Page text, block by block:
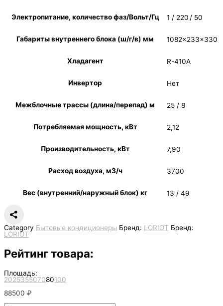
Электропитание, количество фаз/Вольт/Гц 1 / 220 / 50
Габариты внутреннего блока (ш/г/в) мм 1082×233×330
Хладагент R-410A
Инвертор Нет
Межблочные трассы (длина/перепад) м 25 / 8
Потребляемая мощность, кВт 2,12
Производительность, кВт 7,90
Расход воздуха, м3/ч 3700
Вес (внутренний/наружный блок) кг 13 / 49
Category Бытовые кондиционеры Бренд: LORIOT Бренд:
LORIOT
Рейтинг товара:
Площадь:
202535507080100
88500 ₽